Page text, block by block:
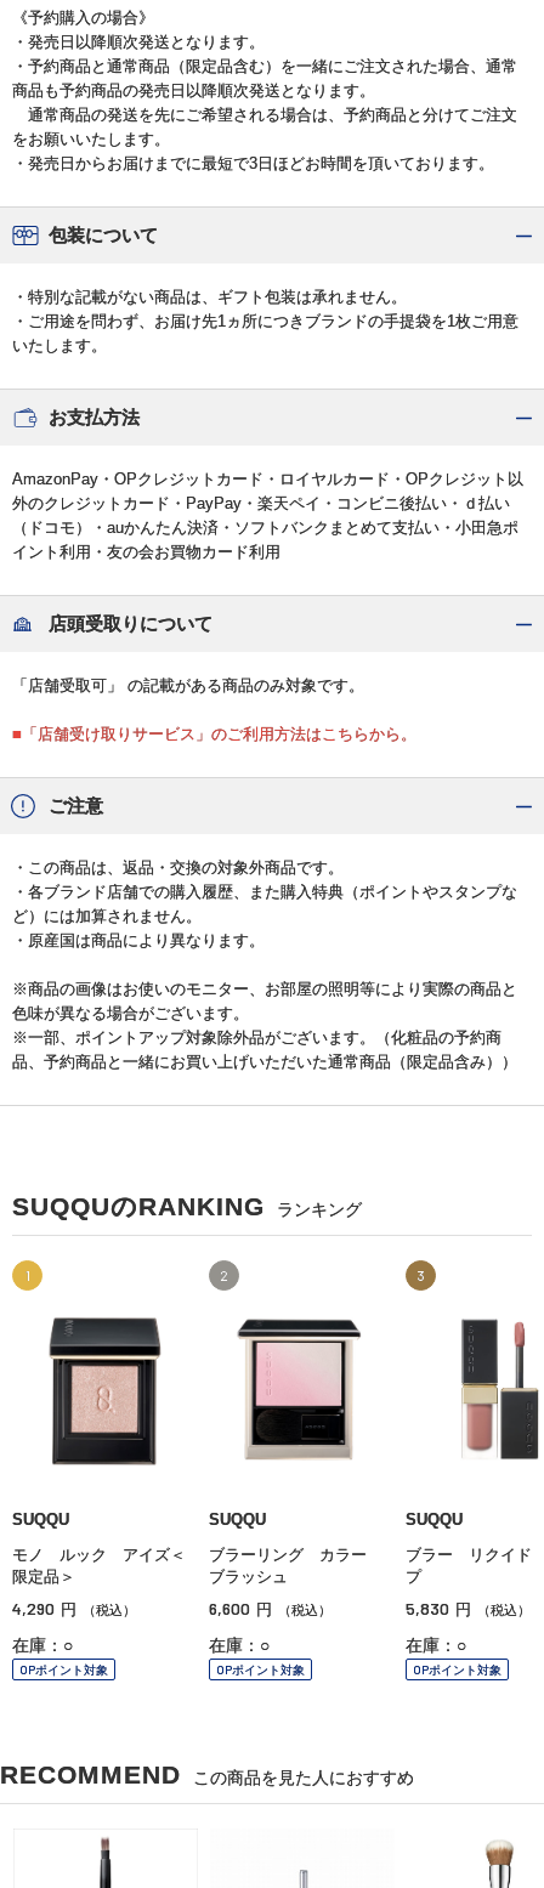
《予約購入の場合》
・発売日以降順次発送となります。
・予約商品と通常商品（限定品含む）を一緒にご注文された場合、通常
商品も予約商品の発売日以降順次発送となります。
通常商品の発送を先にご希望される場合は、予約商品と分けてご注文
をお願いいたします。
・発売日からお届けまでに最短で3日ほどお時間を頂いております。
包装について
・特別な記載がない商品は、ギフト包装は承れません。
・ご用途を問わず、お届け先1ヵ所につきブランドの手提袋を1枚ご用意
いたします。
お支払方法
AmazonPay・OPクレジットカード・ロイヤルカード・OPクレジット以
外のクレジットカード・PayPay・楽天ペイ・コンビニ後払い・ｄ払い
（ドコモ）・auかんたん決済・ソフトバンクまとめて支払い・小田急ポ
イント利用・友の会お買物カード利用
店頭受取りについて
「店舗受取可」 の記載がある商品のみ対象です。
■「店舗受け取りサービス」のご利用方法はこちらから。
ご注意
・この商品は、返品・交換の対象外商品です。
・各ブランド店舗での購入履歴、また購入特典（ポイントやスタンプな
ど）には加算されません。
・原産国は商品により異なります。
※商品の画像はお使いのモニター、お部屋の照明等により実際の商品と
色味が異なる場合がございます。
※一部、ポイントアップ対象除外品がございます。（化粧品の予約商
品、予約商品と一緒にお買い上げいただいた通常商品（限定品含み））
SUQQUのRANKING ランキング
1
SUQQU
モノ ルック アイズ＜
限定品＞
4,290 円 （税込）
在庫：○
OPポイント対象
2
SUQQU
ブラーリング カラー
ブラッシュ
6,600 円 （税込）
在庫：○
OPポイント対象
3
SUQQU
ブラー リクイド
プ
5,830 円 （税込）
在庫：○
OPポイント対象
RECOMMEND この商品を見た人におすすめ